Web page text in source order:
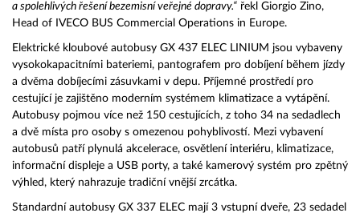
a spolehlivých řešení bezemisní veřejné dopravy.“ řekl Giorgio Zino,
Head of IVECO BUS Commercial Operations in Europe.
Elektrické kloubové autobusy GX 437 ELEC LINIUM jsou vybaveny
vysokokapacitními bateriemi, pantografem pro dobíjení během jízdy
a dvěma dobíjecími zásuvkami v depu. Příjemné prostředí pro
cestující je zajištěno moderním systémem klimatizace a vytápění.
Autobusy pojmou více než 150 cestujících, z toho 34 na sedadlech
a dvě místa pro osoby s omezenou pohyblivostí. Mezi vybavení
autobusů patří plynulá akcelerace, osvětlení interiéru, klimatizace,
informační displeje a USB porty, a také kamerový systém pro zpětný
výhled, který nahrazuje tradiční vnější zrcátka.
Standardní autobusy GX 337 ELEC mají 3 vstupní dveře, 23 sedadel